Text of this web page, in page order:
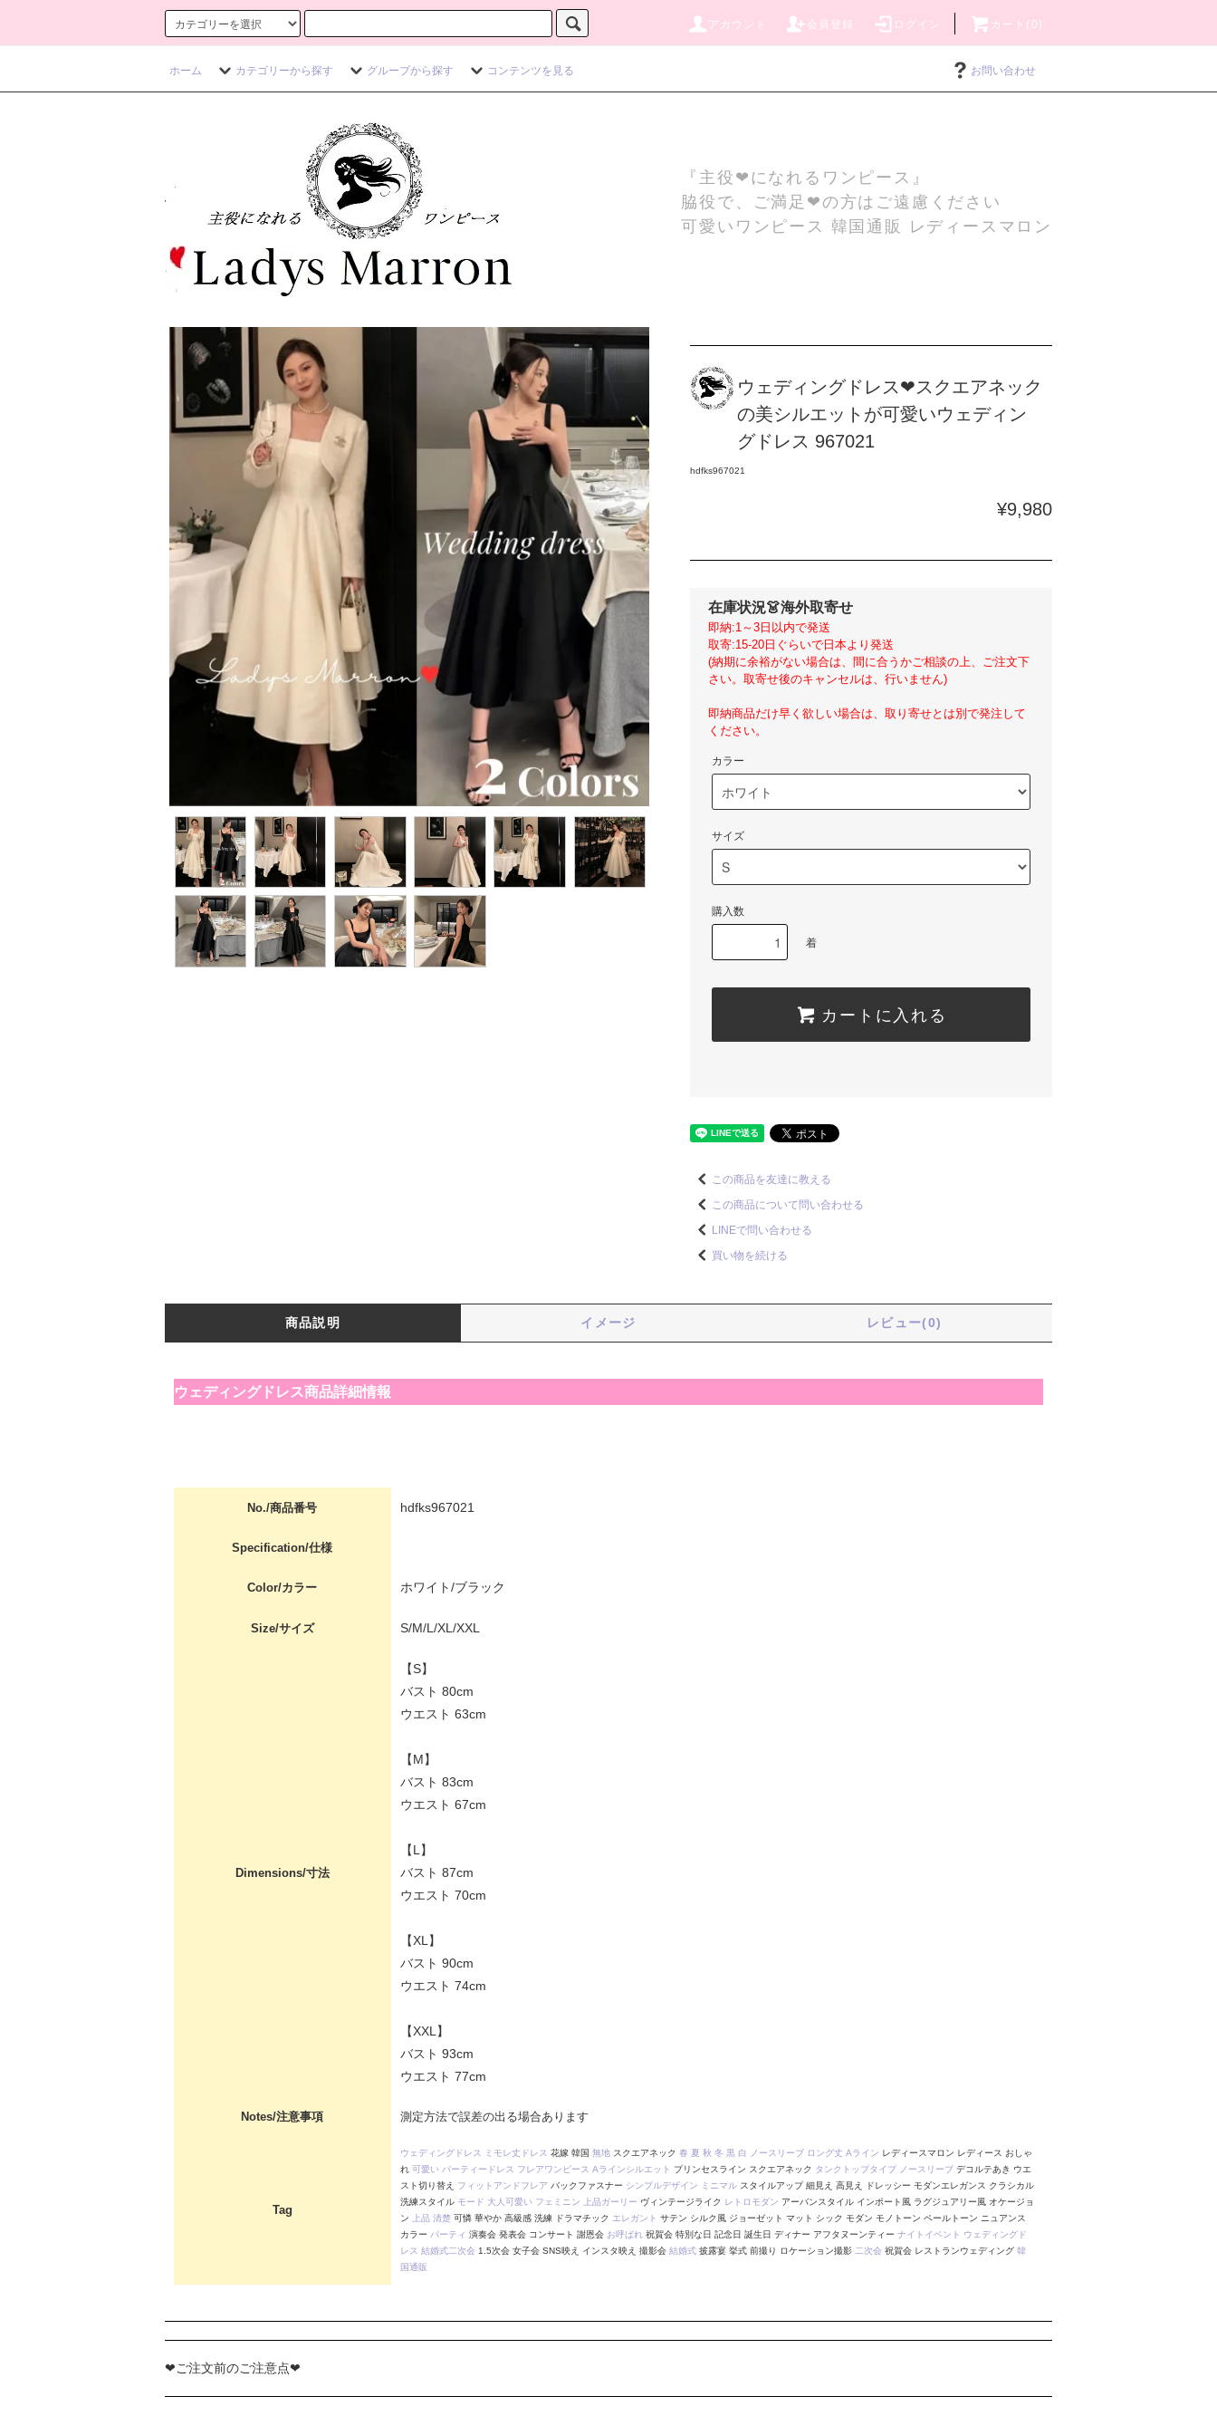
アカウント 会員登録 ログイン カート(0)
ホーム カテゴリーから探す グループから探す コンテンツを見る お問い合わせ
『主役❤になれるワンピース』
脇役で、ご満足❤の方はご遠慮ください
可愛いワンピース 韓国通販 レディースマロン
ウェディングドレス❤スクエアネック
の美シルエットが可愛いウェディン
グドレス 967021
hdfks967021
¥9,980
在庫状況👗海外取寄せ
即納:1～3日以内で発送
取寄:15-20日ぐらいで日本より発送
(納期に余裕がない場合は、間に合うかご相談の上、ご注文下
さい。取寄せ後のキャンセルは、行いません)
即納商品だけ早く欲しい場合は、取り寄せとは別で発注して
ください。
カラー
サイズ
購入数
着
カートに入れる
この商品を友達に教える
この商品について問い合わせる
LINEで問い合わせる
買い物を続ける
商品説明 イメージ レビュー(0)
ウェディングドレス商品詳細情報
No./商品番号 hdfks967021
Specification/仕様
Color/カラー ホワイト/ブラック
Size/サイズ S/M/L/XL/XXL
Dimensions/寸法
【S】
バスト 80cm
ウエスト 63cm
【M】
バスト 83cm
ウエスト 67cm
【L】
バスト 87cm
ウエスト 70cm
【XL】
バスト 90cm
ウエスト 74cm
【XXL】
バスト 93cm
ウエスト 77cm
Notes/注意事項 測定方法で誤差の出る場合あります
Tag
ウェディングドレス ミモレ丈ドレス 花嫁 韓国 無地スクエアネック 春 夏 秋 冬 黒 白 ノースリーブ ロング丈 Aライン レディースマロン レディース おしゃ
れ 可愛い パーティードレス フレアワンピース Aラインシルエット プリンセスライン スクエアネック タンクトップタイプ ノースリーブ デコルテあき ウエ
スト切り替え
フィットアンドフレア バックファスナー シンプルデザイン ミニマルスタイルアップ 細見え 高見え ドレッシー モダンエレガンス クラシカル
洗練スタイル モード 大人可愛い フェミニン 上品ガーリー ヴィンテージライク レトロモダン アーバンスタイル インポート風 ラグジュアリー風 オケージョ
ン
上品 清楚可憐 華やか 高級感 洗練 ドラマチック エレガント サテン シルク風 ジョーゼット マット シック モダン モノトーン ペールトーン ニュアンス
カラー パーティ 演奏会 発表会 コンサート 謝恩会 お呼ばれ祝賀会 特別な日 記念日 誕生日 ディナー アフタヌーンティー ナイトイベント ウェディングド
レス 結婚式二次会1.5次会 女子会 SNS映え インスタ映え 撮影会 結婚式披露宴 挙式 前撮り ロケーション撮影 二次会祝賀会 レストランウェディング 韓
国通販
❤ご注文前のご注意点❤